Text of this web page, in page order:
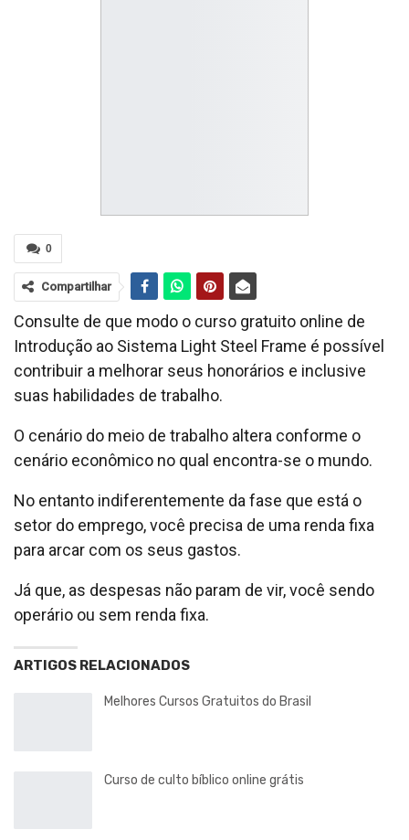
0
Compartilhar
Consulte de que modo o curso gratuito online de
Introdução ao Sistema Light Steel Frame é possível
contribuir a melhorar seus honorários e inclusive
suas habilidades de trabalho.
O cenário do meio de trabalho altera conforme o
cenário econômico no qual encontra-se o mundo.
No entanto indiferentemente da fase que está o
setor do emprego, você precisa de uma renda fixa
para arcar com os seus gastos.
Já que, as despesas não param de vir, você sendo
operário ou sem renda fixa.
ARTIGOS RELACIONADOS
Melhores Cursos Gratuitos do Brasil
Curso de culto bíblico online grátis